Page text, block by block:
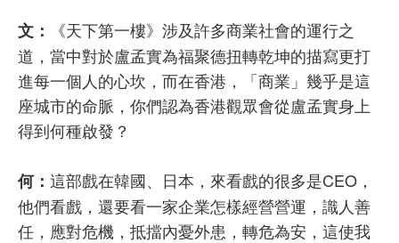
文：
《天下第一樓》涉及許多商業社會的運行之
道，當中對於盧孟實為福聚德扭轉乾坤的描寫更打
進每一個人的心坎，而在香港，「商業」幾乎是這
座城市的命脈，你們認為香港觀眾會從盧孟實身上
得到何種啟發？
何： 這部戲在韓國、日本，來看戲的很多是CEO，
他們看戲，還要看一家企業怎樣經營營運，識人善
任，應對危機，抵擋內憂外患，轉危為安，這使我